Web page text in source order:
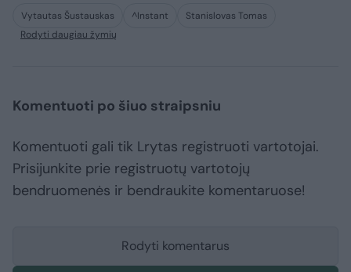
Vytautas Šustauskas ^Instant
Stanislovas Tomas
Rodyti daugiau žymių
Komentuoti po šiuo straipsniu
Komentuoti gali tik Lrytas registruoti vartotojai.
Prisijunkite prie registruotų vartotojų
bendruomenės ir bendraukite komentaruose!
Rodyti komentarus